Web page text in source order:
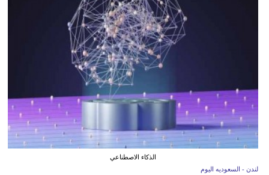
الذكاء الاصطناعي
لندن - السعوديه اليوم